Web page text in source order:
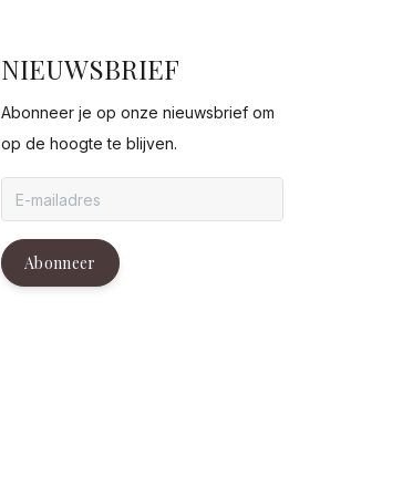
NIEUWSBRIEF
Abonneer je op onze nieuwsbrief om
op de hoogte te blijven.
Abonneer